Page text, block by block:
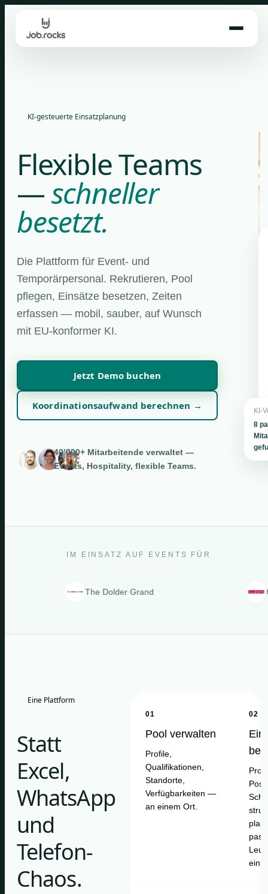
content
KI-gesteuerte Einsatzplanung
Flexible Teams
—schneller
besetzt.
Die Plattform für Event- und
Temporärpersonal. Rekrutieren, Pool
pflegen, Einsätze besetzen, Zeiten
erfassen — mobil, sauber, auf Wunsch
mit EU-konformer KI.
Jetzt Demo buchen
Koordinationsaufwand berechnen →
40’000+ Mitarbeitende verwaltet —
Events, Hospitality, flexible Teams.
KI-
8
IM EINSATZ AUF EVENTS FÜR
The Dolder Grand Clarins
Eine Plattform
Statt
Excel,
WhatsApp
und
Telefon-
Chaos.
01
Pool verwalten
Profile,
Qualifikationen,
Standorte,
Verfügbarkeiten —
an einem Ort.
02